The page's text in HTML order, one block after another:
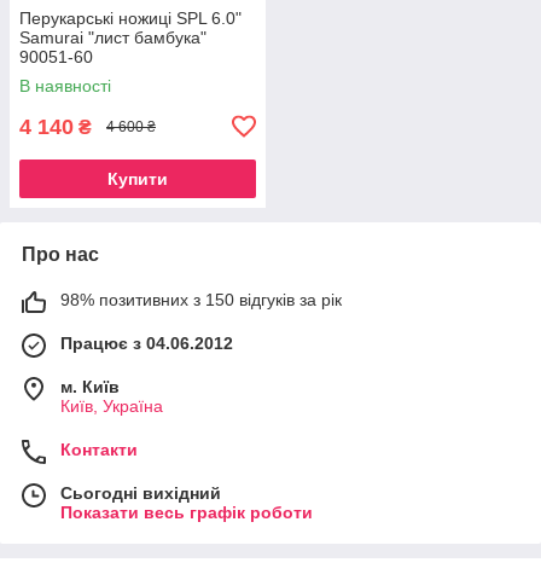
Перукарські ножиці SPL 6.0"
Samurai "лист бамбука"
90051-60
В наявності
4 140 ₴ 4 600 ₴
Купити
Про нас
98% позитивних з 150 відгуків за рік
Працює з 04.06.2012
м. Київ
Київ, Україна
Контакти
Сьогодні вихідний
Показати весь графік роботи